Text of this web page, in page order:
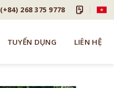
(+84) 268 375 9778
TUYỂN DỤNG LIÊN HỆ